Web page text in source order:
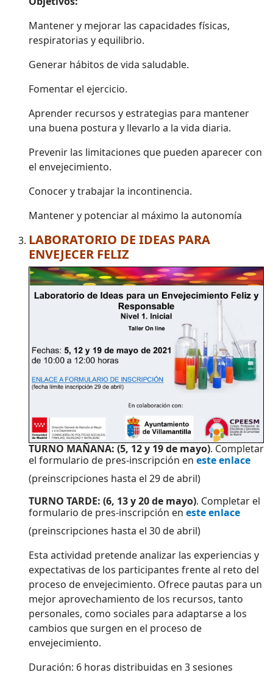
Mantener y mejorar las capacidades físicas,
respiratorias y equilibrio.
Generar hábitos de vida saludable.
Fomentar el ejercicio.
Aprender recursos y estrategias para mantener
una buena postura y llevarlo a la vida diaria.
Prevenir las limitaciones que pueden aparecer con
el envejecimiento.
Conocer y trabajar la incontinencia.
Mantener y potenciar al máximo la autonomía
LABORATORIO DE IDEAS PARA
ENVEJECER FELIZ
TURNO MAÑANA: (5, 12 y 19 de mayo). Completar
el formulario de pres-inscripción en este enlace
(preinscripciones hasta el 29 de abril)
TURNO TARDE: (6, 13 y 20 de mayo). Completar el
formulario de pres-inscripción en este enlace
(preinscripciones hasta el 30 de abril)
Esta actividad pretende analizar las experiencias y
expectativas de los participantes frente al reto del
proceso de envejecimiento. Ofrece pautas para un
mejor aprovechamiento de los recursos, tanto
personales, como sociales para adaptarse a los
cambios que surgen en el proceso de
envejecimiento.
Duración: 6 horas distribuidas en 3 sesiones